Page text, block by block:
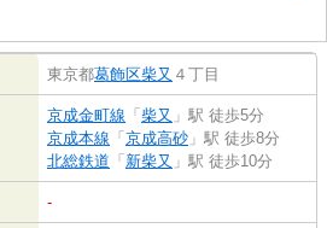
東京都葛飾区柴又 ４丁目
京成金町線 「柴又 」駅 徒歩5分
京成本線 「京成高砂 」駅 徒歩8分
北総鉄道 「新柴又 」駅 徒歩10分
-